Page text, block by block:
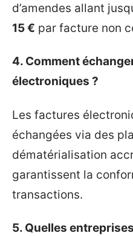
d’amendes allant
15 € par facture non
4. Comment
électroniques ?
Les factures
échangées via des
dématérialisation
garantissent la
transactions.
5. Quelles